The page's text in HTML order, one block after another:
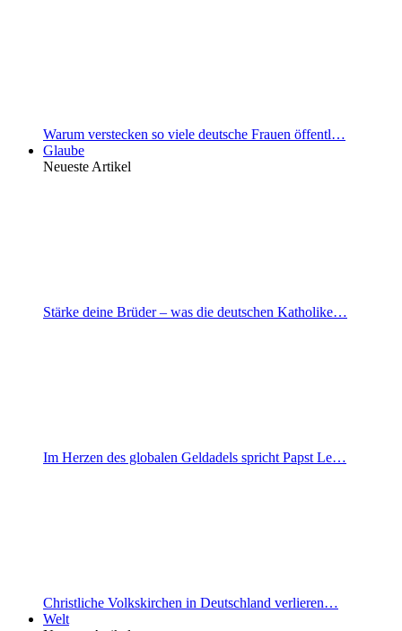
Warum verstecken so viele deutsche Frauen öffentl…
Glaube
Neueste Artikel
Stärke deine Brüder – was die deutschen Katholike…
Im Herzen des globalen Geldadels spricht Papst Le…
Christliche Volkskirchen in Deutschland verlieren…
Welt